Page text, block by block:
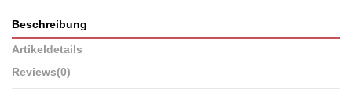
Beschreibung
Artikeldetails
Reviews(0)